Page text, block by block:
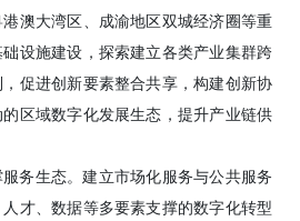
澳大湾区、成渝地区双城经济圈等重
设施建设，探索建立各类产业集群跨
促进创新要素整合共享，构建创新协
区域数字化发展生态，提升产业链供
服务生态。建立市场化服务与公共服务
才、数据等多要素支撑的数字化转型